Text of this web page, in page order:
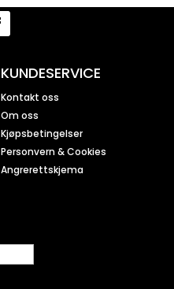
KUNDESERVICE
Kontakt oss
Om oss
Kjøpsbetingelser
Personvern & Cookies
Angrerettskjema